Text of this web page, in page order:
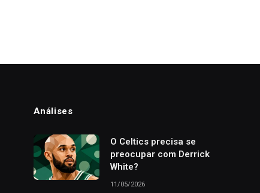
Análises
O Celtics precisa se
preocupar com Derrick
White?
11/05/2026